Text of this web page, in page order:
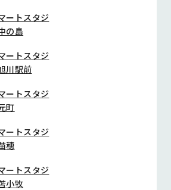
ートスタジ
の島
ートスタジ
川駅前
ートスタジ
町
ートスタジ
穂
ートスタジ
小牧